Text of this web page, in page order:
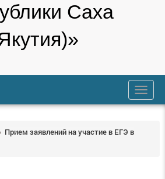
Саха
trk
Прием заявлений на участие в ЕГЭ в